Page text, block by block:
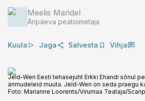
Meelis Mandel
Äripäeva peatoimetaja
Kuula Jaga Salvesta Vihja
Jeld-Wen Eesti tehasejuht Erkki Ehandi sõnul
ärimudeleid muuta. Jeld-Wen on seda praegu
Foto: Marianne Loorents/Virumaa Teataja/